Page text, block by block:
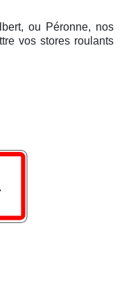
ou Péronne, nos
vos stores roulants